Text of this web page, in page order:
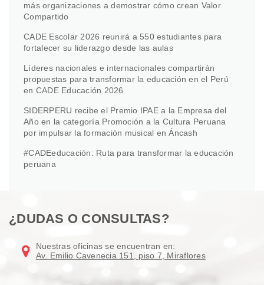
más organizaciones a demostrar cómo crean Valor
Compartido
CADE Escolar 2026 reunirá a 550 estudiantes para
fortalecer su liderazgo desde las aulas
Líderes nacionales e internacionales compartirán
propuestas para transformar la educación en el Perú
en CADE Educación 2026
SIDERPERU recibe el Premio IPAE a la Empresa del
Año en la categoría Promoción a la Cultura Peruana
por impulsar la formación musical en Áncash
#CADEeducación: Ruta para transformar la educación
peruana
¿DUDAS O CONSULTAS?
Nuestras oficinas se encuentran en:
Av. Emilio Cavenecia 151, piso 7, Miraflores